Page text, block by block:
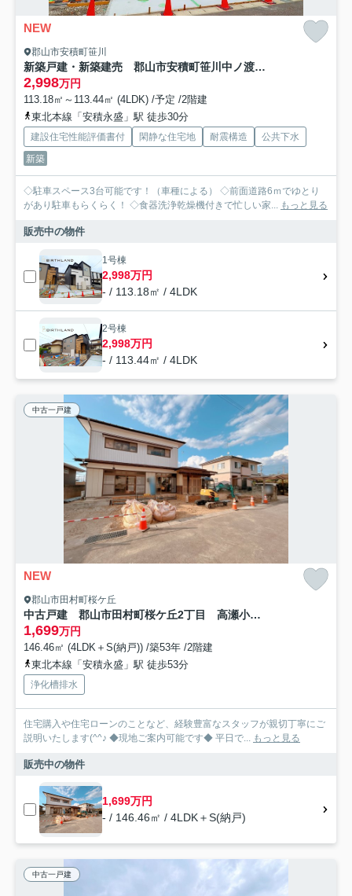
NEW
郡山市安積町笹川
新築戸建・新築建売 郡山市安積町笹川中ノ渡戸 安積第三小・安積第二中
2,998万円
113.18㎡～113.44㎡ (4LDK) /予定 /2階建
東北本線「安積永盛」駅 徒歩30分
建設住宅性能評価書付 閑静な住宅地 耐震構造
公共下水
新築
◇駐車スペース3台可能です！（車種による） ◇前面道路6ｍでゆとり
があり駐車もらくらく！ ◇食器洗浄乾燥機付きで忙しい家... もっと見る
販売中の物件
1号棟
2,998万円
- / 113.18㎡ / 4LDK
2号棟
2,998万円
- / 113.44㎡ / 4LDK
中古一戸建
NEW
郡山市田村町桜ケ丘
中古戸建 郡山市田村町桜ケ丘2丁目 高瀬小・高瀬中
1,699万円
146.46㎡ (4LDK＋S(納戸)) /築53年 /2階建
東北本線「安積永盛」駅 徒歩53分
浄化槽排水
住宅購入や住宅ローンのことなど、経験豊富なスタッフが親切丁寧にご
説明いたします(^^♪ ◆現地ご案内可能です◆ 平日で... もっと見る
販売中の物件
1,699万円
- / 146.46㎡ / 4LDK＋S(納戸)
中古一戸建